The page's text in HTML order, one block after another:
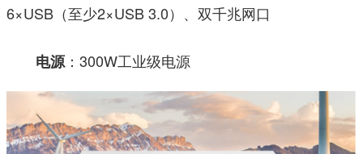
6×USB（至少2×USB 3.0）、双千兆网口
电源 ：300W工业级电源